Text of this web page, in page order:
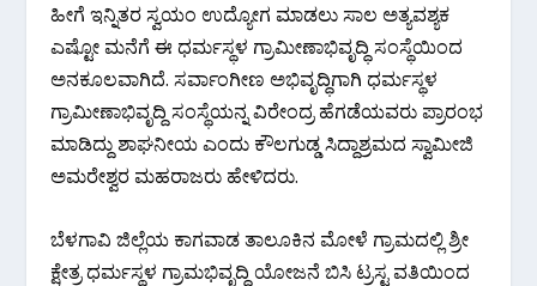
ಹೀಗೆ ಇನ್ನಿತರ ಸ್ವಯಂ ಉದ್ಯೋಗ ಮಾಡಲು ಸಾಲ ಅತ್ಯವಶ್ಯಕ
ಎಷ್ಟೋ ಮನೆಗೆ ಈ ಧರ್ಮಸ್ಥಳ ಗ್ರಾಮೀಣಾಭಿವೃದ್ಧಿ ಸಂಸ್ಥೆಯಿಂದ
ಅನಕೂಲವಾಗಿದೆ. ಸರ್ವಾಂಗೀಣ ಅಭಿವೃದ್ಧಿಗಾಗಿ ಧರ್ಮಸ್ಥಳ
ಗ್ರಾಮೀಣಾಭಿವೃದ್ದಿ ಸಂಸ್ಥೆಯನ್ನ ವಿರೇಂದ್ರ ಹೆಗಡೆಯವರು ಪ್ರಾರಂಭ
ಮಾಡಿದ್ದು ಶಾಘನೀಯ ಎಂದು ಕೌಲಗುಡ್ಡ ಸಿದ್ದಾಶ್ರಮದ ಸ್ವಾಮೀಜಿ
ಅಮರೇಶ್ವರ ಮಹರಾಜರು ಹೇಳಿದರು.
ಬೆಳಗಾವಿ ಜಿಲ್ಲೆಯ ಕಾಗವಾಡ ತಾಲೂಕಿನ ಮೋಳೆ ಗ್ರಾಮದಲ್ಲಿ ಶ್ರೀ
ಕ್ಷೇತ್ರ ಧರ್ಮಸ್ಥಳ ಗ್ರಾಮಭಿವೃದ್ದಿ ಯೋಜನೆ ಬಿಸಿ ಟ್ರಸ್ಟ ವತಿಯಿಂದ